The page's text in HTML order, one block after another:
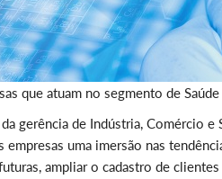
que atuam no segmento de
gerência de Indústria, Comércio e
uma imersão nas
ampliar o cadastro de